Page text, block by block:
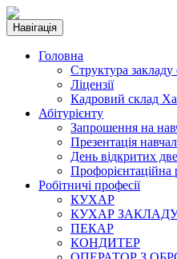
Навігація
Головна
Структура закладу
Ліцензії
Кадровий склад
Абітурієнту
Запрошення на
Презентація
День відкритих
Профорієнтаційна
Робітничі професії
КУХАР
КУХАР
ПЕКАР
КОНДИТЕР